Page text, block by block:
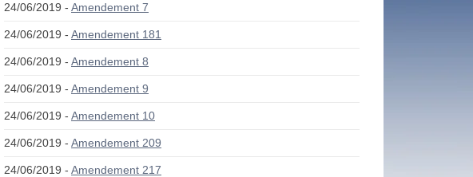
24/06/2019 - Amendement 7
24/06/2019 - Amendement 181
24/06/2019 - Amendement 8
24/06/2019 - Amendement 9
24/06/2019 - Amendement 10
24/06/2019 - Amendement 209
24/06/2019 - Amendement 217